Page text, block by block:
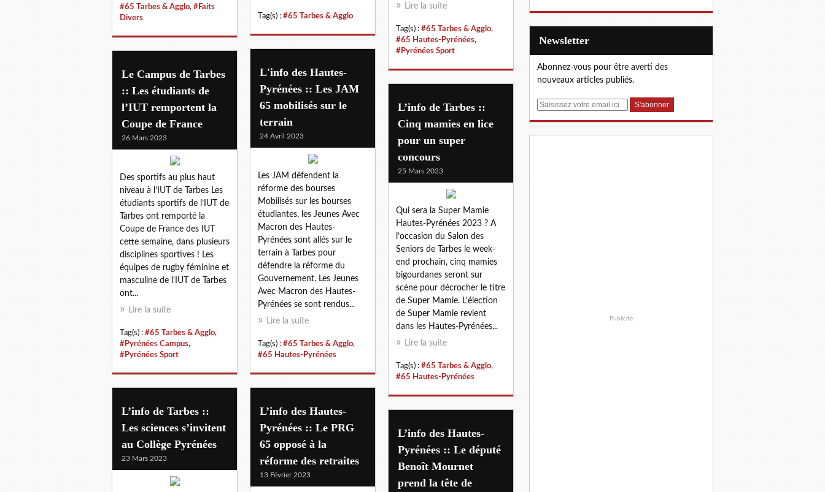
#65 Tarbes & Agglo, #Faits
Divers
Tag(s) : #65 Tarbes & Agglo
Lire la suite
Tag(s) : #65 Tarbes & Agglo,
#65 Hautes-Pyrénées,
#Pyrénées Sport
L'info des Hautes-
Pyrénées :: Les JAM
65 mobilisés sur le
terrain
24 Avril 2023
Les JAM défendent la
réforme des bourses
Mobilisés sur les bourses
étudiantes, les Jeunes Avec
Macron des Hautes-
Pyrénées sont allés sur le
terrain à Tarbes pour
défendre la réforme du
Gouvernement. Les Jeunes
Avec Macron des Hautes-
Pyrénées se sont rendus...
Lire la suite
Tag(s) : #65 Tarbes & Agglo,
#65 Hautes-Pyrénées
Le Campus de Tarbes
:: Les étudiants de
l’IUT remportent la
Coupe de France
26 Mars 2023
Des sportifs au plus haut
niveau à l’IUT de Tarbes Les
étudiants sportifs de l’IUT de
Tarbes ont remporté la
Coupe de France des IUT
cette semaine, dans plusieurs
disciplines sportives ! Les
équipes de rugby féminine et
masculine de l'IUT de Tarbes
ont...
Lire la suite
Tag(s) : #65 Tarbes & Agglo,
#Pyrénées Campus,
#Pyrénées Sport
L’info de Tarbes ::
Cinq mamies en lice
pour un super
concours
25 Mars 2023
Qui sera la Super Mamie
Hautes-Pyrénées 2023 ? A
l’occasion du Salon des
Seniors de Tarbes le week-
end prochain, cinq mamies
bigourdanes seront sur
scène pour décrocher le titre
de Super Mamie. L'élection
de Super Mamie revient
dans les Hautes-Pyrénées...
Lire la suite
Tag(s) : #65 Tarbes & Agglo,
#65 Hautes-Pyrénées
L’info de Tarbes ::
Les sciences s’invitent
au Collège Pyrénées
23 Mars 2023
L’info des Hautes-
Pyrénées :: Le PRG
65 opposé à la
réforme des retraites
13 Février 2023
L’info des Hautes-
Pyrénées :: Le député
Benoît Mournet
prend la tête de
Newsletter
Abonnez-vous pour être averti des
nouveaux articles publiés.
E
Publicité